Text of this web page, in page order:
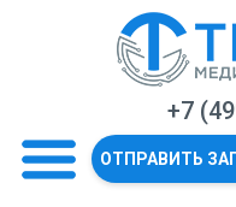
+7
ОТПРАВИТЬ